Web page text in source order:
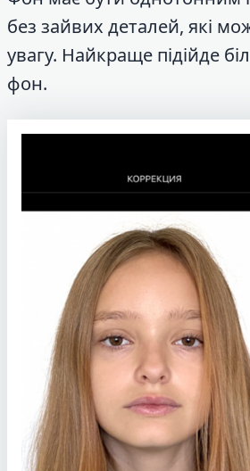
без зайвих деталей, які
увагу. Найкраще підійде
фон.